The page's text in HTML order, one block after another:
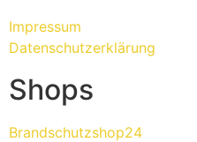
Impressum
Datenschutzerklärung
Shops
Brandschutzshop24